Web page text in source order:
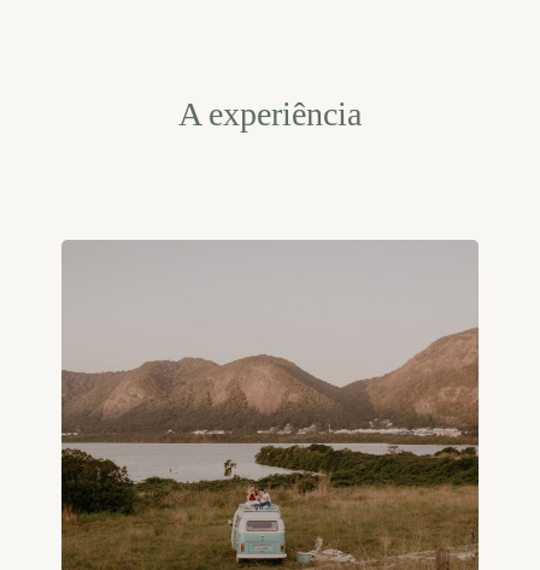
A experiência